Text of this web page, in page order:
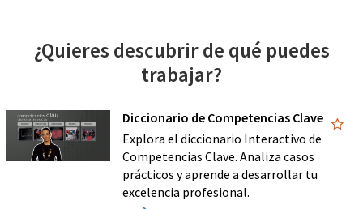
¿Quieres descubrir de qué puedes
trabajar?
Diccionario de Competencias Clave
Explora el diccionario Interactivo de
Competencias Clave. Analiza casos
prácticos y aprende a desarrollar tu
excelencia profesional.